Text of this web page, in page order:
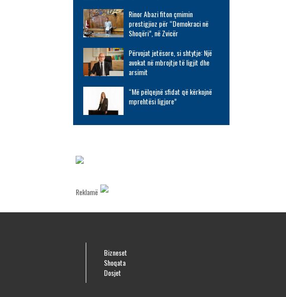
Rinor Abazi fiton çmimin
prestigjioz për “Demokraci në
Shoqëri”, në Zvicër
Përvojat jetësore, si shtytje: Një
avokat në mbrojtje të ligjit dhe
arsimit
“Më pëlqejnë sfidat që kërkojnë
mprehtësi ligjore”
Reklamë
Bizneset
Shoqata
Dosjet